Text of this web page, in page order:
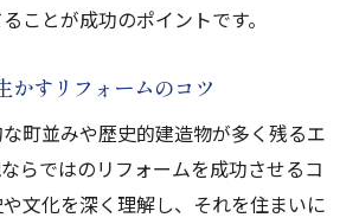
ことが成功のポイントです。
かすリフォームのコツ
町並みや歴史的建造物が多く残るエ
らではのリフォームを成功させるコ
文化を深く理解し、それを住まいに